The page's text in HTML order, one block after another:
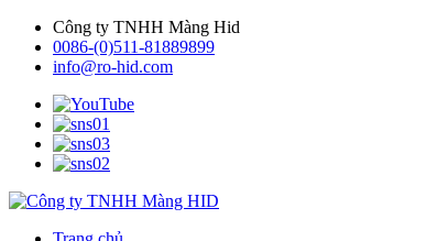
Công ty TNHH Màng Hid
0086-(0)511-81889899
info@ro-hid.com